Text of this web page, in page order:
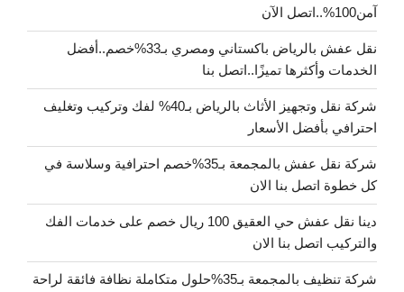
آمن100%..اتصل الآن
نقل عفش بالرياض باكستاني ومصري بـ33%خصم..أفضل
الخدمات وأكثرها تميزًا..اتصل بنا
شركة نقل وتجهيز الأثاث بالرياض بـ40% لفك وتركيب وتغليف
احترافي بأفضل الأسعار
شركة نقل عفش بالمجمعة بـ35%خصم احترافية وسلاسة في
كل خطوة اتصل بنا الان
دينا نقل عفش حي العقيق 100 ريال خصم على خدمات الفك
والتركيب اتصل بنا الان
شركة تنظيف بالمجمعة بـ35%حلول متكاملة نظافة فائقة لراحة